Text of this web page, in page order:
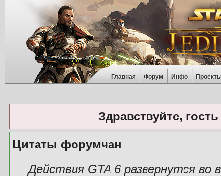
Главная Форум Инфо
Здравствуйте, гость
Цитаты форумчан
Действия GTA 6 развернутся во